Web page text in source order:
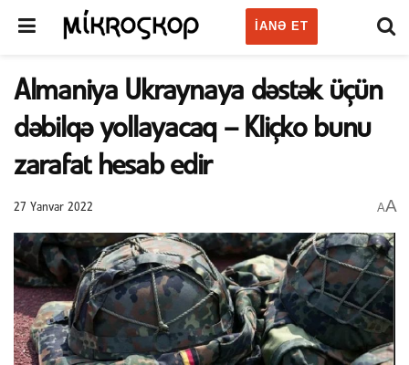
IANƏ ET
Almaniya Ukraynaya dəstək üçün
dəbilqə yollayacaq – Kliçko bunu
zarafat hesab edir
27 Yanvar 2022 AA